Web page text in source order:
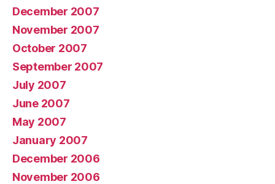
December 2007
November 2007
October 2007
September 2007
July 2007
June 2007
May 2007
January 2007
December 2006
November 2006